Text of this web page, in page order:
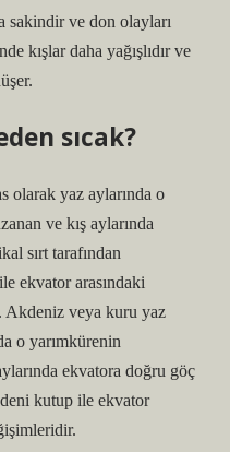
sakindir ve don olayları
kışlar daha yağışlıdır ve
sıcak?
olarak yaz aylarında o
ve kış aylarında
sırt tarafından
ekvator arasındaki
Akdeniz veya kuru yaz
o yarımkürenin
ekvatora doğru göç
kutup ile ekvator